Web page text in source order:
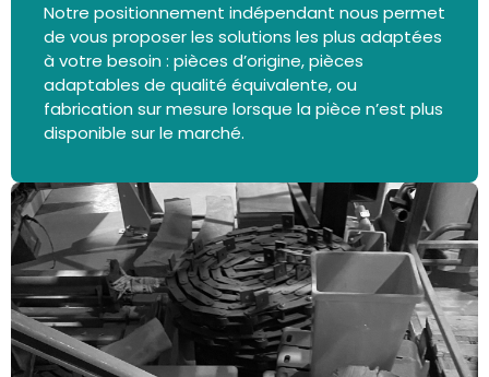
Notre positionnement indépendant nous permet
de vous proposer les solutions les plus adaptées
à votre besoin : pièces d’origine, pièces
adaptables de qualité équivalente, ou
fabrication sur mesure lorsque la pièce n’est plus
disponible sur le marché.